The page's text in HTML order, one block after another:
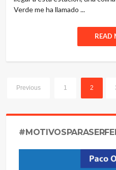
Verde me ha llamado ...
READ
Previous 1 2